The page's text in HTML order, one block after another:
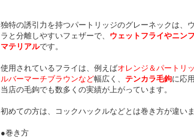
独特の誘引力を持つパートリッジのグレーネックは、
ラと分離しやすいフェザーで、 ウェットフライやニン
マテリアルです。
使用されているフライは、例えばオレンジ＆パートリ
ルバーマーチブラウンなど幅広く、 テンカラ毛鉤に応
当店の毛鉤でも数多くの実績が上がっています。
初めての方は、コックハックルなどとは巻き方が違い
●巻き方